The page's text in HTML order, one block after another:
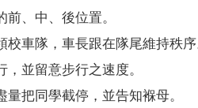
、中、後位置。
車隊，車長跟在隊尾維持秩序
並留意步行之速度。
把同學截停，並告知褓母。